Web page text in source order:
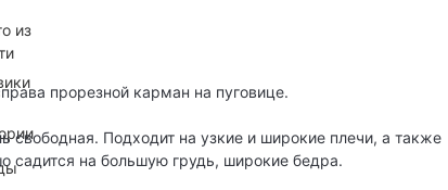
из
прорезной карман на пуговице.
свободная. Подходит на узкие и широкие плечи, а также
садится на большую грудь, широкие бедра.